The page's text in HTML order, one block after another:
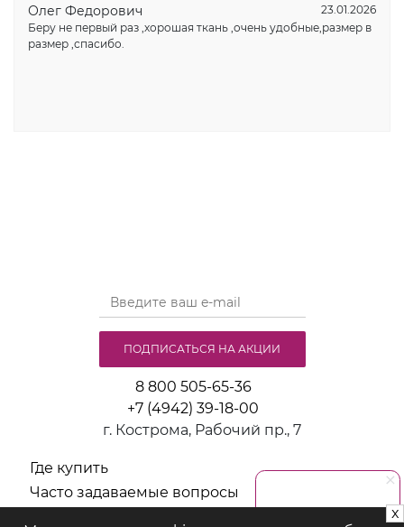
вид боксерам. Подойдут они и как плавки для
купания. Это нижнее белье подходит для
ежедневного применения и для тех, кто ведет
Олег Федорович
23.01.2026
Беру не первый раз ,хорошая ткань ,очень удобные,размер в
размер ,спасибо.
8 800 505-65-36
+7 (4942) 39-18-00
г. Кострома, Рабочий пр., 7
Где купить
Часто задаваемые вопросы
ПОДПИСАТЬСЯ НА АКЦИИ
x